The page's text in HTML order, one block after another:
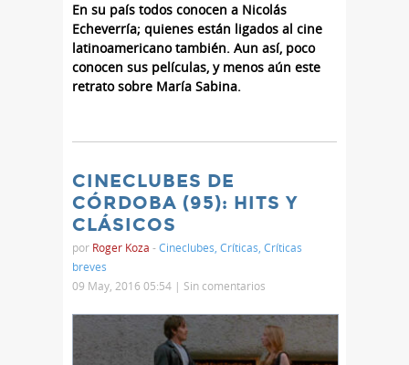
En su país todos conocen a Nicolás
Echeverría; quienes están ligados al cine
latinoamericano también. Aun así, poco
conocen sus películas, y menos aún este
retrato sobre María Sabina.
CINECLUBES DE
CÓRDOBA (95): HITS Y
CLÁSICOS
por Roger Koza -Cineclubes, Críticas, Críticas
breves
09 May, 2016 05:54 | Sin comentarios